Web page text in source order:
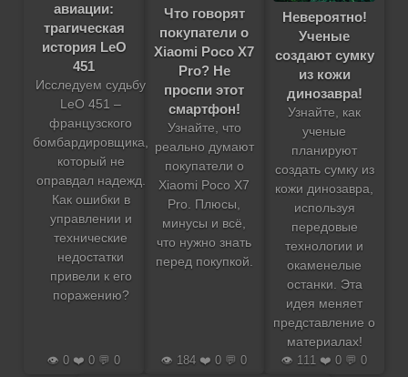
авиации:
трагическая
история LeO
451
Исследуем судьбу
LeO 451 –
французского
бомбардировщика,
который не
оправдал надежд.
Как ошибки в
управлении и
технические
недостатки
привели к его
поражению?
👁️ 0 ❤️ 0 💬 0
Что говорят
покупатели о
Xiaomi Poco X7
Pro? Не
проспи этот
смартфон!
Узнайте, что
реально думают
покупатели о
Xiaomi Poco X7
Pro. Плюсы,
минусы и всё,
что нужно знать
перед покупкой.
👁️ 184 ❤️ 0 💬 0
Невероятно!
Ученые
создают сумку
из кожи
динозавра!
Узнайте, как
ученые
планируют
создать сумку из
кожи динозавра,
используя
передовые
технологии и
окаменелые
останки. Эта
идея меняет
представление о
материалах!
👁️ 111 ❤️ 0 💬 0